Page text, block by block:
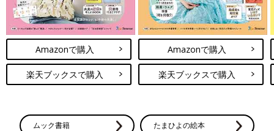
Amazonで購入
楽天ブックスで購入
Amazonで購入
楽天ブックスで購入
ムック書籍 たまひよの絵本